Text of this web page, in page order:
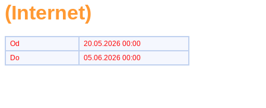
(Internet)
Od
20.05.2026 00:00
Do
05.06.2026 00:00